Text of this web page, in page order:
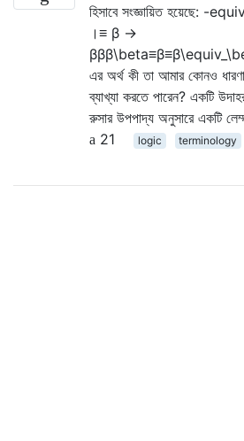
হিসাবে সংজ্ঞায়িত হয়েছে: -
।≡ β →
এর অর্থ কী তা আমার কোনও
ব্যাখ্যা করতে পারেন? একটি
রুসার উপপাদ্য অনুসারে একটি
21
logic terminology